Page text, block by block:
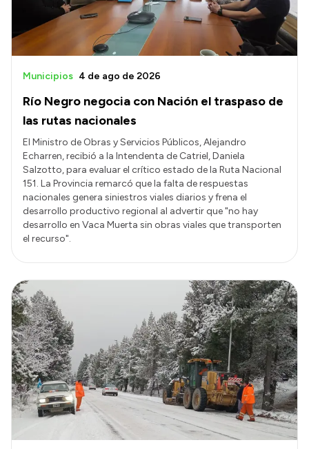
Río Negro negocia con Nación el traspaso de
las rutas nacionales
Municipios 4 de ago de 2026
El Ministro de Obras y Servicios Públicos, Alejandro
Echarren, recibió a la Intendenta de Catriel, Daniela
Salzotto, para evaluar el crítico estado de la Ruta Nacional
151. La Provincia remarcó que la falta de respuestas
nacionales genera siniestros viales diarios y frena el
desarrollo productivo regional al advertir que "no hay
desarrollo en Vaca Muerta sin obras viales que transporten
el recurso".